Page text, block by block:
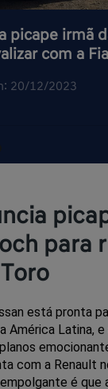
picape irmã
com a
20/12/2023
para
está pronta
América Latina, e
com a Renault
é que